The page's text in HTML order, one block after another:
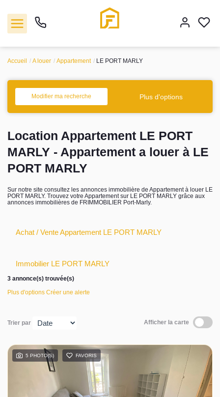
Vente
Location
Biens vendus
Gestion
Estimation
Contact
Accueil A louer Appartement LE PORT MARLY
Modifier ma recherche Plus d'options
Location Appartement LE PORT
MARLY - Appartement a louer à LE
PORT MARLY
Sur notre site consultez les annonces immobilière de Appartement à louer LE
PORT MARLY. Trouvez votre Appartement sur LE PORT MARLY grâce aux
annonces immobilières de FRIMMOBILIER Port-Marly.
Achat / Vente Appartement LE PORT MARLY
Immobilier LE PORT MARLY
3 annonce(s) trouvée(s)
Plus d'options Créer une alerte
Trier par Afficher la carte
5 PHOTO(S) FAVORIS